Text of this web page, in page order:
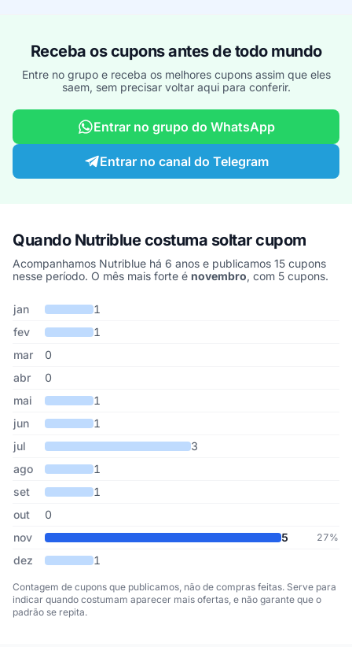
Receba os cupons antes de todo mundo
Entre no grupo e receba os melhores cupons assim que eles
saem, sem precisar voltar aqui para conferir.
Entrar no grupo do WhatsApp
Entrar no canal do Telegram
Quando Nutriblue costuma soltar cupom
Acompanhamos Nutriblue há 6 anos e publicamos 15 cupons
nesse período. O mês mais forte é novembro, com 5 cupons.
Cupons de Nutriblue publicados por mês, somando os últimos 6
Mês Cupons publicados
jan
1
fev
1
mar
0
abr
0
mai
1
jun
1
jul
3
ago
1
set
1
out
0
nov
5 27%
dez 1
Contagem de cupons que publicamos, não de compras feitas. Serve para
indicar quando costumam aparecer mais ofertas, e não garante que o
padrão se repita.